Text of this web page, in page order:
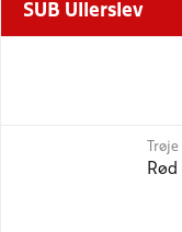
SUB Ullerslev
Trøje
Rød